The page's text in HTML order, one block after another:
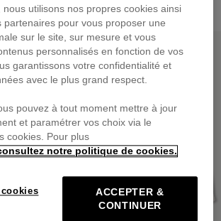
PRIX DOUX
nous utilisons nos propres cookies ainsi
partenaires pour vous proposer une
sur le site, sur mesure et vous
personnalisés en fonction de vos
garantissons votre confidentialité et
avec le plus grand respect.
pouvez à tout moment mettre à jour
et paramétrer vos choix via le
cookies. Pour plus
notre politique de cookies.
ACCEPTER &
CONTINUER